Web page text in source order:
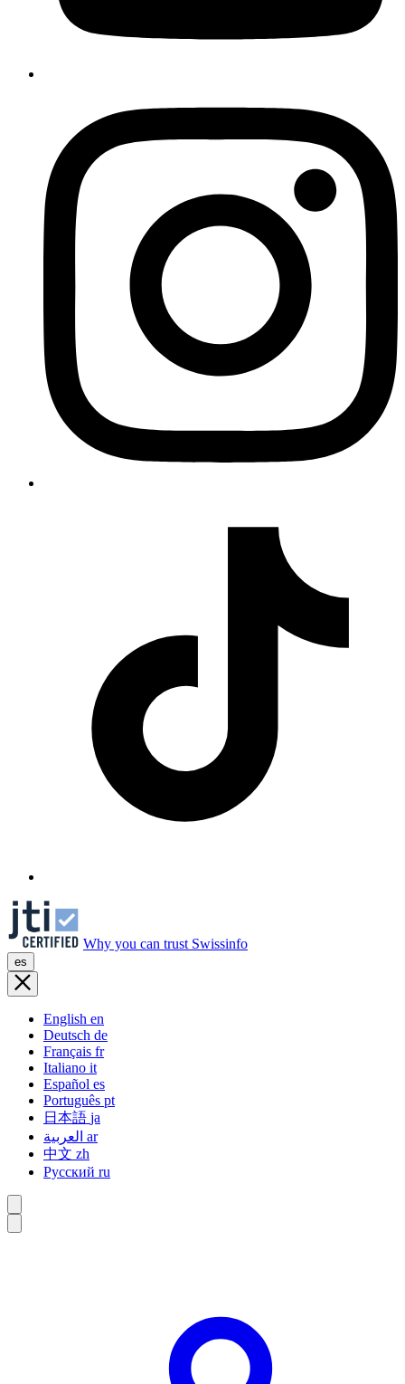
Why you can trust Swissinfo
es
English en
Deutsch de
Français fr
Italiano it
Español es
Português pt
日本語 ja
ar
中文 zh
Русский ru